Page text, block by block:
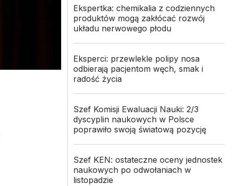
Ekspertka: chemikalia z codziennych
produktów mogą zakłócać rozwój
układu nerwowego płodu
Eksperci: przewlekle polipy nosa
odbierają pacjentom węch, smak i
radość życia
Szef Komisji Ewaluacji Nauki: 2/3
dyscyplin naukowych w Polsce
poprawiło swoją światową pozycję
Szef KEN: ostateczne oceny jednostek
naukowych po odwołaniach w
listopadzie